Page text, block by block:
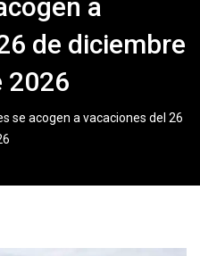
a
de diciembre
2026
se acogen a vacaciones del 26